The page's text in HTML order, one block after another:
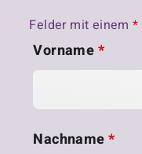
Felder mit einem*
Vorname*
Nachname*